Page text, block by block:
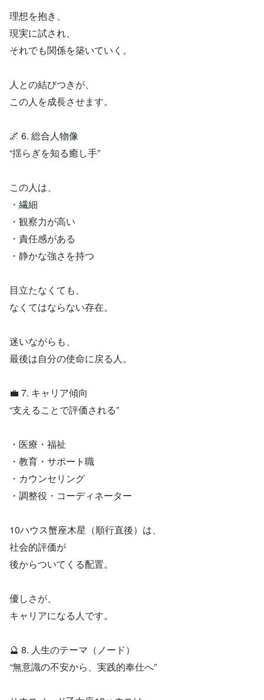
理想を抱き、
現実に試され、
それでも関係を築いていく。
人との結びつきが、
この人を成長させます。
🌌 6. 総合人物像
“揺らぎを知る癒し手”
この人は、
・繊細
・観察力が高い
・責任感がある
・静かな強さを持つ
目立たなくても、
なくてはならない存在。
迷いながらも、
最後は自分の使命に戻る人。
💼 7. キャリア傾向
“支えることで評価される”
・医療・福祉
・教育・サポート職
・カウンセリング
・調整役・コーディネーター
10ハウス蟹座木星（順行直後）は、
社会的評価が
後からついてくる配置。
優しさが、
キャリアになる人です。
🔮 8. 人生のテーマ（ノード）
“無意識の不安から、実践的奉仕へ”